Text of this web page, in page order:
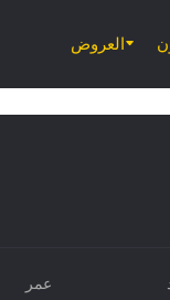
العروض
عمر